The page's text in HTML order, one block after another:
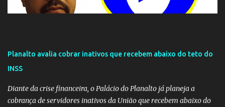
Planalto avalia cobrar inativos que recebem abaixo do teto do
INSS
Diante da crise financeira, o Palácio do Planalto já planeja a
cobrança de servidores inativos da União que recebem abaixo do